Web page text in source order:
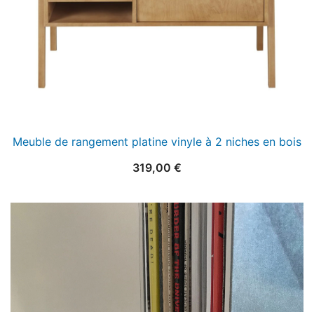
Meuble de rangement platine vinyle à 2 niches en bois
319,00 €